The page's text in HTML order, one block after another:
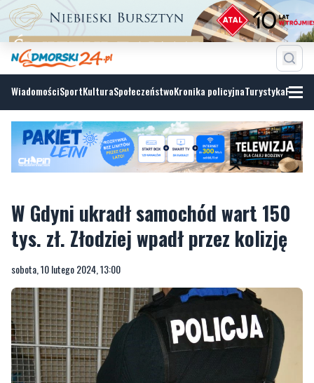
WiadomościSportKulturaSpołeczeństwoKronika policyjnaTurystyka
W Gdyni ukradł samochód wart 150
tys. zł. Złodziej wpadł przez kolizję
sobota, 10 lutego 2024, 13:00